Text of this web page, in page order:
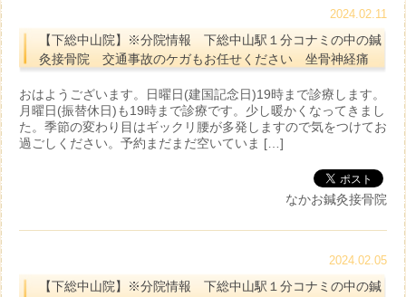
2024.02.11
【下総中山院】※分院情報 下総中山駅１分コナミの中の鍼
灸接骨院 交通事故のケガもお任せください 坐骨神経痛
おはようございます。日曜日(建国記念日)19時まで診療します。
月曜日(振替休日)も19時まで診療です。少し暖かくなってきまし
た。季節の変わり目はギックリ腰が多発しますので気をつけてお
過ごしください。予約まだまだ空いていま […]
なかお鍼灸接骨院
2024.02.05
【下総中山院】※分院情報 下総中山駅１分コナミの中の鍼